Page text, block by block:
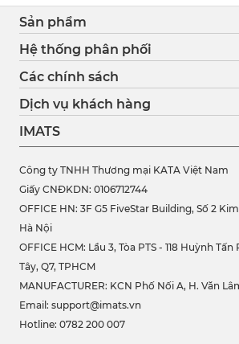
Sản phẩm
Hệ thống phân phối
Các chính sách
Dịch vụ khách hàng
IMATS
Công ty TNHH Thương mại KATA Việt Nam
Giấy CNĐKDN: 0106712744
OFFICE HN: 3F G5 FiveStar Building, Số 2
Hà Nội
OFFICE HCM: Lầu 3, Tòa PTS - 118 Huỳnh
Tây, Q7, TPHCM
MANUFACTURER: KCN Phố Nối A, H. Văn
Email: support@imats.vn
Hotline: 0782 200 007